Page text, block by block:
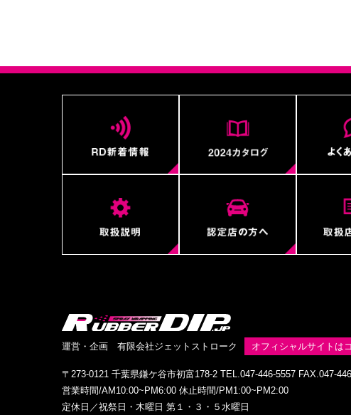
運営・企画 有限会社ジェットストローク オフィシャルサイトは
〒273-0121 千葉県鎌ケ谷市初富178-2 TEL.047-446-5557 FAX.047-
営業時間/AM10:00~PM6:00 休止時間/PM1:00~PM2:00
定休日／祝祭日・木曜日 第１・３・５水曜日